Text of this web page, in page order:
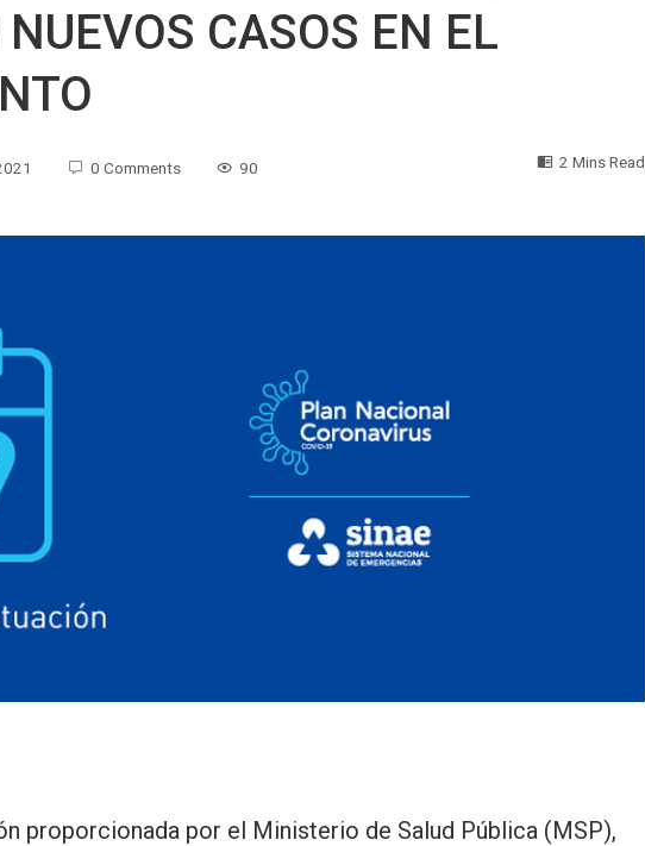
CASOS EN EL
0 Comments 90 2 Mins Read
proporcionada por el Ministerio de Salud Pública (MSP),